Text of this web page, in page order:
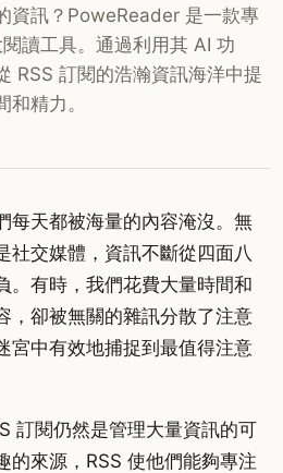
資訊？PoweReader 是一款專
讀工具。通過利用其 AI 功
RSS 訂閱的浩瀚資訊海洋中提
精力。
每天都被海量的內容淹沒。無
社交媒體，資訊不斷從四面八
。有時，我們花費大量時間和
，卻被無關的雜訊分散了注意
宮中有效地捕捉到最值得注意
訂閱仍然是管理大量資訊的可
的來源，RSS 使他們能夠專注